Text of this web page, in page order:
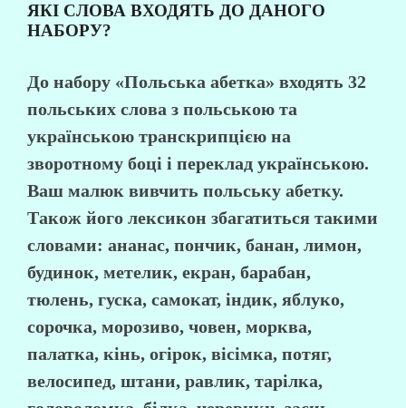
ЯКІ СЛОВА ВХОДЯТЬ ДО ДАНОГО
НАБОРУ?
До набору «Польська абетка» входять 32
польських слова з польською та
українською транскрипцією на
зворотному боці і переклад українською.
Ваш малюк вивчить польську абетку.
Також його лексикон збагатиться такими
словами: ананас, пончик, банан, лимон,
будинок, метелик, екран, барабан,
тюлень, гуска, самокат, індик, яблуко,
сорочка, морозиво, човен, морква,
палатка, кінь, огірок, вісімка, потяг,
велосипед, штани, равлик, тарілка,